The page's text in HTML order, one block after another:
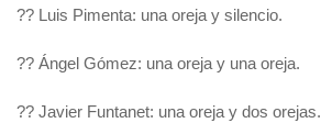
?? Luis Pimenta: una oreja y silencio.
?? Ángel Gómez: una oreja y una oreja.
?? Javier Funtanet: una oreja y dos orejas.